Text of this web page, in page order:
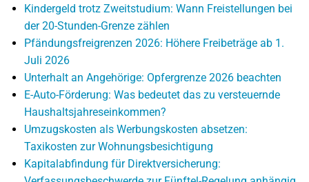
Kindergeld trotz Zweitstudium: Wann Freistellungen bei
der 20-Stunden-Grenze zählen
Pfändungsfreigrenzen 2026: Höhere Freibeträge ab 1.
Juli 2026
Unterhalt an Angehörige: Opfergrenze 2026 beachten
E-Auto-Förderung: Was bedeutet das zu versteuernde
Haushaltsjahreseinkommen?
Umzugskosten als Werbungskosten absetzen:
Taxikosten zur Wohnungsbesichtigung
Kapitalabfindung für Direktversicherung: